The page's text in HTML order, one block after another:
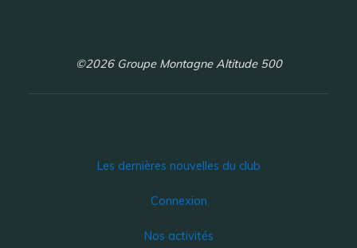
©2026 Groupe Montagne Altitude 500
Les dernières nouvelles du club
Connexion
Nos activités